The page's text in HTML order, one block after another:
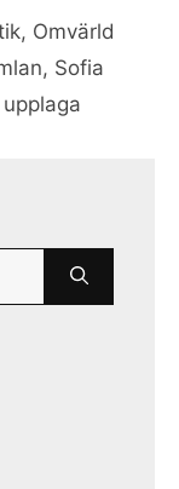
, Omvärld
, Sofia
upplaga